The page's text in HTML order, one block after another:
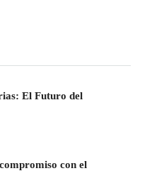
El Futuro del
con el